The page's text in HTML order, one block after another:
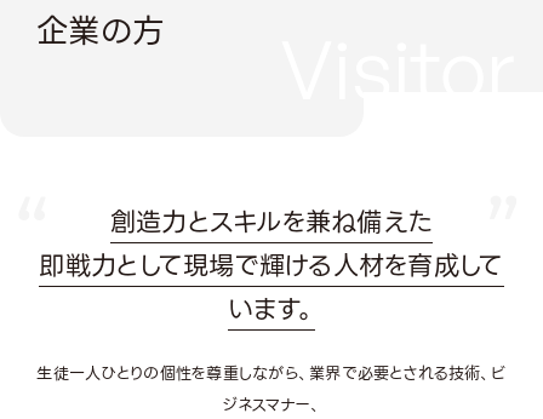
企業の方
創造力とスキルを兼ね備えた
即戦力として現場で輝ける人材を育成して
います。
生徒一人ひとりの個性を尊重しながら、業界で必要とされる技術、ビ
ジネスマナー、